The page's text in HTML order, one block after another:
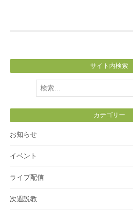
サイト内検索
検
索:
カテゴリー
お知らせ
イベント
ライブ配信
次週説教